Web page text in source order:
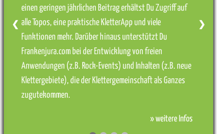
einen geringen jährlichen Beitrag erhältst Du Zugriff auf
alle Topos, eine praktische KletterApp und viele
Funktionen mehr. Darüber hinaus unterstützt Du
Frankenjura.com bei der Entwicklung von freien
Anwendungen (z.B. Rock-Events) und Inhalten (z.B. neue
Klettergebiete), die der Klettergemeinschaft als Ganzes
zugutekommen.
» weitere Infos
❮ ❯